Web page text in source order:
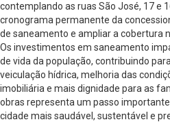
contemplando as ruas São José, 17 e
cronograma permanente da
de saneamento e ampliar a cobertura
Os investimentos em saneamento
de vida da população, contribuindo
veiculação hídrica, melhoria das
imobiliária e mais dignidade para as
obras representa um passo
cidade mais saudável, sustentável e